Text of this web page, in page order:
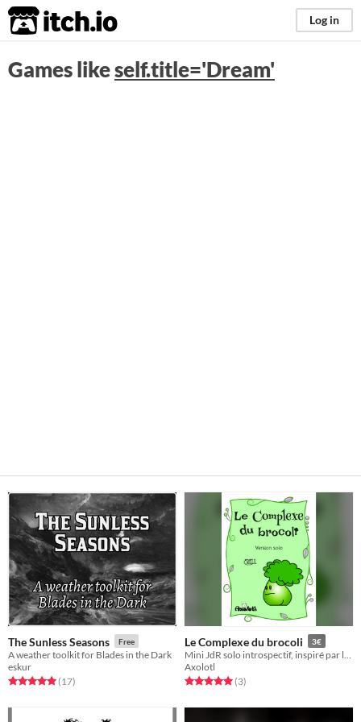
itch.io Log in
Games likeself.title='Dream'
The Sunless Seasons Free
A weather toolkit for Blades in the Dark
eskur
Rated 5.0 out of 5 stars
(17total ratings
)
Le Complexe du brocoli 3€
Axolotl
Rated 5.0 out of 5 stars
(3total ratings
)